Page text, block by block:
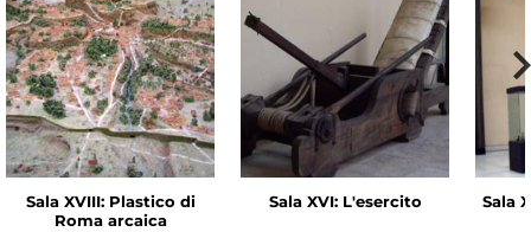
Sala XVIII: Plastico di
Roma arcaica
Sala XVI: L'esercito Sala